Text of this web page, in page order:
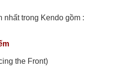
nhất trong Kendo gồm :
the Front)